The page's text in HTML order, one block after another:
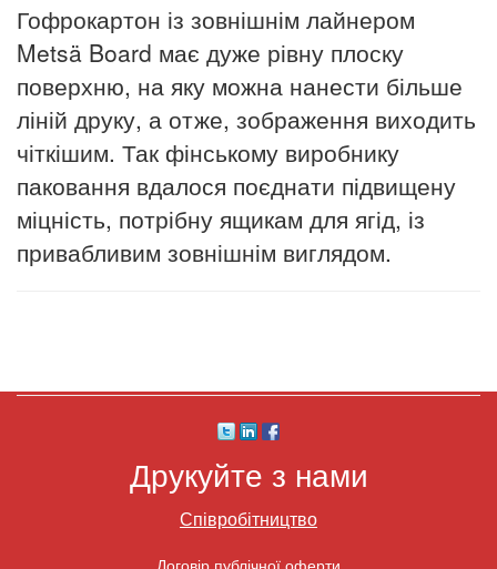
Гофрокартон із зовнішнім лайнером
Metsä Board має дуже рівну плоску
поверхню, на яку можна нанести більше
ліній друку, а отже, зображення виходить
чіткішим. Так фінському виробнику
паковання вдалося поєднати підвищену
міцність, потрібну ящикам для ягід, із
привабливим зовнішнім виглядом.
Друкуйте з нами
Співробітництво